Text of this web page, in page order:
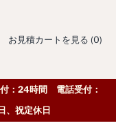
お見積カートを見る (0)
：24時間 電話受付：
祝定休日